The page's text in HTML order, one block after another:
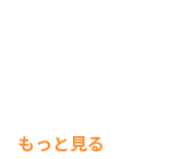
もっと見る